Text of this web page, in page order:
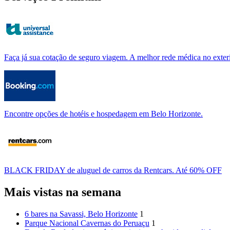
Faça já sua cotação de seguro viagem. A melhor rede médica no
Encontre opções de hotéis e hospedagem em Belo Horizonte.
BLACK FRIDAY de aluguel de carros da Rentcars. Até 60% OFF
Mais vistas na semana
6 bares na Savassi, Belo Horizonte 1
Parque Nacional Cavernas do Peruaçu 1